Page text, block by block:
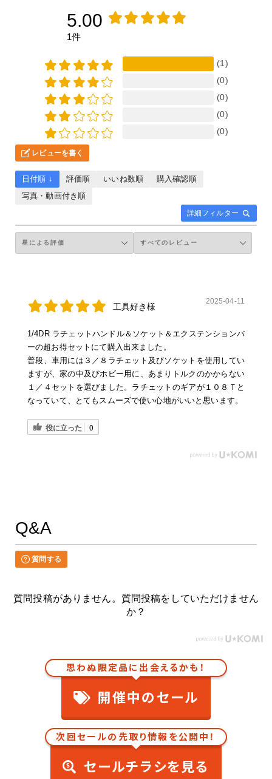
5.00
1件
(1)
(0)
(0)
(0)
(0)
レビューを書く
詳細フィルター
日付順 ↓ 評価順 いいね数順
購入確認順
写真・動画付き順
工具好き様
2025-04-11
1/4DR ラチェットハンドル＆ソケット＆エクステンションバ
ーの超お得セットにて購入出来ました。
普段、車用には３／８ラチェット及びソケットを使用してい
ますが、家の中及びホビー用に、あまりトルクのかからない
１／４セットを選びました。ラチェットのギアが１０８Ｔと
なっていて、とてもスムーズで使い心地がいいと思います。
役に立った 0
Q&A
質問する
質問投稿がありません。質問投稿をしていただけません
か？
思わぬ限定品に出会えるかも！
開催中のセール
次回セールの先取り情報を公開中！
セールチラシを見る